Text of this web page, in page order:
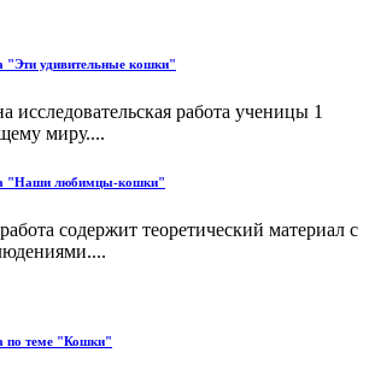
"Эти удивительные кошки"
исследовательская работа ученицы 1
миру....
"Наши любимцы-кошки"
содержит теоретический материал с
по теме "Кошки"